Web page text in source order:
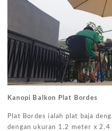
Kanopi Balkon Plat Bordes
Plat Bordes ialah plat baja
dengan ukuran 1.2 meter x